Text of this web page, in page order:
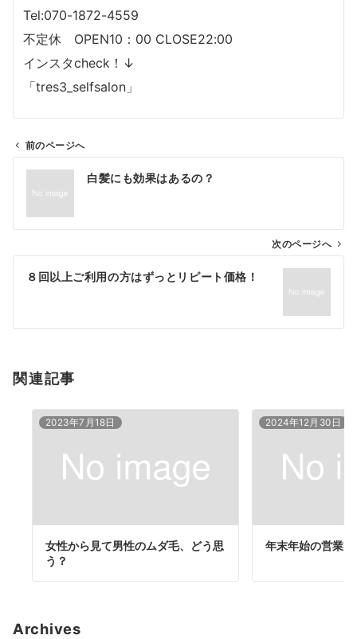
Tel:070-1872-4559
不定休 OPEN10：00 CLOSE22:00
インスタcheck！↓
「tres3_selfsalon」
ビ
ン
前のページへ
白髪にも効果はあるの？
次のページへ
８回以上ご利用の方はずっとリピート価格！
関連記事
2023年7月18日
女性から見て男性のムダ毛、どう思
う？
2024年12月30日
年末年始の営業日
Archives